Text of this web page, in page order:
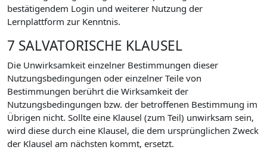
bestätigendem Login und weiterer Nutzung der
Lernplattform zur Kenntnis.
7 SALVATORISCHE KLAUSEL
Die Unwirksamkeit einzelner Bestimmungen dieser
Nutzungsbedingungen oder einzelner Teile von
Bestimmungen berührt die Wirksamkeit der
Nutzungsbedingungen bzw. der betroffenen Bestimmung im
Übrigen nicht. Sollte eine Klausel (zum Teil) unwirksam sein,
wird diese durch eine Klausel, die dem ursprünglichen Zweck
der Klausel am nächsten kommt, ersetzt.